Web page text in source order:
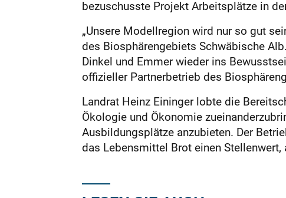
bezuschusste Projekt Arbeitsplätze in
„Unsere Modellregion wird nur so gut
des Biosphärengebiets Schwäbische
Dinkel und Emmer wieder ins
offizieller Partnerbetrieb des
Landrat Heinz Eininger lobte die
Ökologie und Ökonomie
Ausbildungsplätze anzubieten. Der
das Lebensmittel Brot einen